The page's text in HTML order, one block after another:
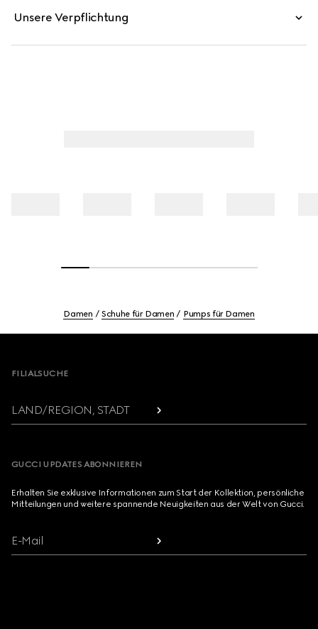
Unsere Verpflichtung
Damen Schuhe für Damen Pumps für Damen
FILIALSUCHE
LAND/REGION, STADT
GUCCI UPDATES ABONNIEREN
Erhalten Sie exklusive Informationen zum Start der Kollektion, persönliche
Mitteilungen und weitere spannende Neuigkeiten aus der Welt von Gucci.
E-Mail